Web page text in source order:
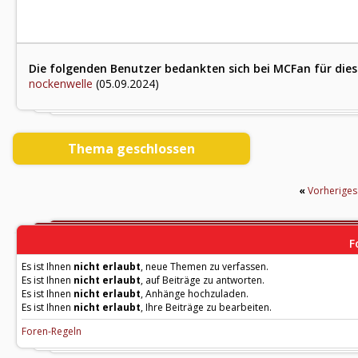
Die folgenden Benutzer bedankten sich bei MCFan für
nockenwelle (05.09.2024)
Thema geschlossen
«
Es ist Ihnen nicht erlaubt, neue Themen zu verfassen.
Es ist Ihnen nicht erlaubt, auf Beiträge zu antworten.
Es ist Ihnen nicht erlaubt, Anhänge hochzuladen.
Es ist Ihnen nicht erlaubt, Ihre Beiträge zu bearbeiten.
Foren-Regeln